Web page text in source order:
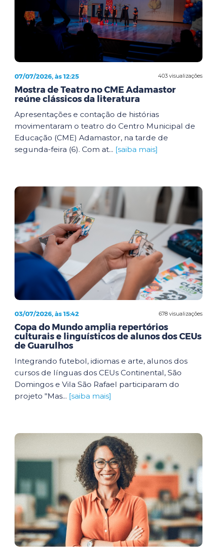
403 visualizações
07/07/2026, às 12:25
Mostra de Teatro no CME Adamastor
reúne clássicos da literatura
Apresentações e contação de histórias
movimentaram o teatro do Centro Municipal de
Educação (CME) Adamastor, na tarde de
segunda-feira (6). Com at... [saiba mais]
678 visualizações
03/07/2026, às 15:42
Copa do Mundo amplia repertórios
culturais e linguísticos de alunos dos CEUs
de Guarulhos
Integrando futebol, idiomas e arte, alunos dos
cursos de línguas dos CEUs Continental, São
Domingos e Vila São Rafael participaram do
projeto "Mas... [saiba mais]